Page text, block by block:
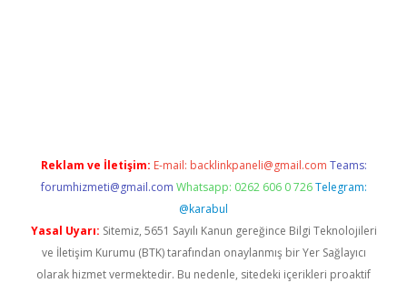
Reklam ve İletişim: E-mail: backlinkpaneli@gmail.com Teams:
forumhizmeti@gmail.com Whatsapp: 0262 606 0 726 Telegram:
@karabul
Yasal Uyarı: Sitemiz, 5651 Sayılı Kanun gereğince Bilgi Teknolojileri
ve İletişim Kurumu (BTK) tarafından onaylanmış bir Yer Sağlayıcı
olarak hizmet vermektedir. Bu nedenle, sitedeki içerikleri proaktif